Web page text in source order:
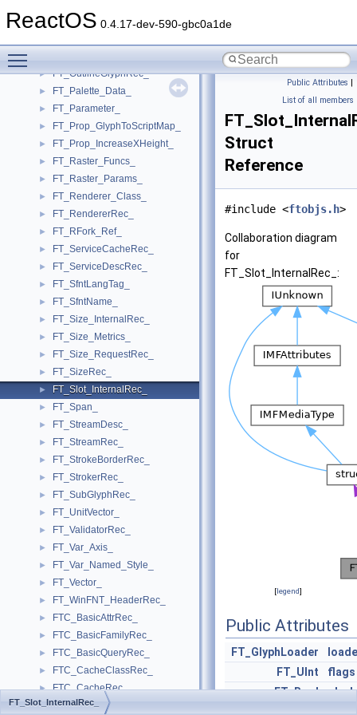
ReactOS 0.4.17-dev-590-gbc0a1de
► FT_Open_Args_
► FT_OutlineGlyphRec_
► FT_Palette_Data_
► FT_Parameter_
► FT_Prop_GlyphToScriptMap_
► FT_Prop_IncreaseXHeight_
► FT_Raster_Funcs_
► FT_Raster_Params_
► FT_Renderer_Class_
► FT_RendererRec_
► FT_RFork_Ref_
► FT_ServiceCacheRec_
► FT_ServiceDescRec_
► FT_SfntLangTag_
► FT_SfntName_
► FT_Size_InternalRec_
► FT_Size_Metrics_
► FT_Size_RequestRec_
► FT_SizeRec_
► FT_Slot_InternalRec_
► FT_Span_
► FT_StreamDesc_
► FT_StreamRec_
► FT_StrokeBorderRec_
► FT_StrokerRec_
► FT_SubGlyphRec_
► FT_UnitVector_
► FT_ValidatorRec_
► FT_Var_Axis_
► FT_Var_Named_Style_
► FT_Vector_
► FT_WinFNT_HeaderRec_
► FTC_BasicAttrRec_
► FTC_BasicFamilyRec_
► FTC_BasicQueryRec_
► FTC_CacheClassRec_
► FTC_CacheRec_
► FTC_CMapNodeRec_
Public Attributes |
List of all members
Struct
Reference
#include <ftobjs.h>
Collaboration diagram
for
FT_Slot_InternalRec_:
[legend]
Public Attributes
FT_GlyphLoader
FT_UInt
flags
FT_Bool
FT_Slot_InternalRec_